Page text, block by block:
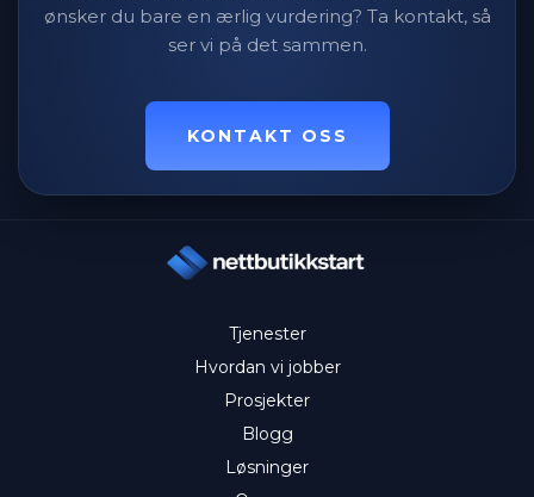
ønsker du bare en ærlig vurdering? Ta kontakt, så
ser vi på det sammen.
KONTAKT OSS
Tjenester
Hvordan vi jobber
Prosjekter
Blogg
Løsninger